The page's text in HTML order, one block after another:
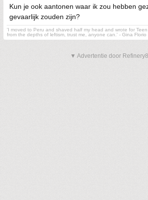
Kun je ook aantonen waar ik zou hebben
gevaarlijk zouden zijn?
'I moved to Peru and shaved half my head and wrote for
from the depths of leftism, trust me, anyone can.' - Gina Florio
▼ Advertentie door